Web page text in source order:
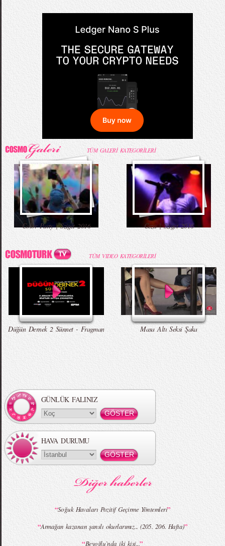
TÜM GALERİ KATEGORİLERİ
Color Party | Sziget 2016 Ceza | Sziget 2016
TÜM VIDEO KATEGORİLERİ
Düğün Dernek 2 Sünnet - Fragman Masa Altı Seksi Şaka
GÜNLÜK FALINIZ
HAVA DURUMU
“Soğuk Havaları Pozitif Geçirme Yöntemleri”
“Armağan kazanan şanslı okurlarımız... (205. 206. Hafta)”
“Beyoğlu`nda iki kişi...”